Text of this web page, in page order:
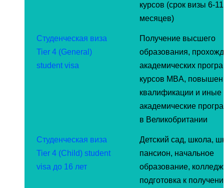
курсов (срок визы 6-11
месяцев)
Студенческая виза
Tier 4 (General)
student visa
Получение высшего
образования,
академических
курсов MBA,
квалификации и иные
академические
в Великобритании
Студенческая виза
Tier 4 (Child) student
visa до 16 лет
Детский сад, школа,
пансион, начальное
образование,
подготовка к